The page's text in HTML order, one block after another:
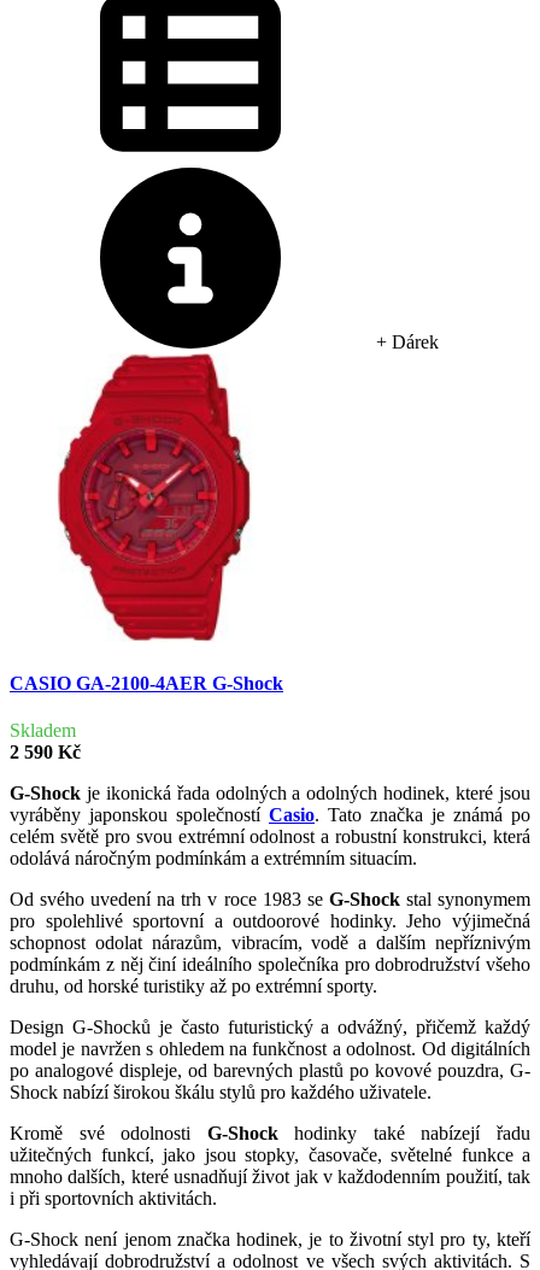
+ Dárek
CASIO GA-2100-4AER G-Shock
Skladem
2 590 Kč
G-Shock je ikonická řada odolných a odolných hodinek, které jsou
vyráběny japonskou společností Casio. Tato značka je známá po
celém světě pro svou extrémní odolnost a robustní konstrukci, která
odolává náročným podmínkám a extrémním situacím.
Od svého uvedení na trh v roce 1983 se G-Shockstal synonymem
pro spolehlivé sportovní a outdoorové hodinky. Jeho výjimečná
schopnost odolat nárazům, vibracím, vodě a dalším nepříznivým
podmínkám z něj činí ideálního společníka pro dobrodružství všeho
druhu, od horské turistiky až po extrémní sporty.
Design G-Shocků je často futuristický a odvážný, přičemž každý
model je navržen s ohledem na funkčnost a odolnost. Od digitálních
po analogové displeje, od barevných plastů po kovové pouzdra, G-
Shock nabízí širokou škálu stylů pro každého uživatele.
Kromě své odolnosti G-Shockhodinky také nabízejí řadu
užitečných funkcí, jako jsou stopky, časovače, světelné funkce a
mnoho dalších, které usnadňují život jak v každodenním použití, tak
i při sportovních aktivitách.
G-Shock není jenom značka hodinek, je to životní styl pro ty, kteří
vyhledávají dobrodružství a odolnost ve všech svých aktivitách. S